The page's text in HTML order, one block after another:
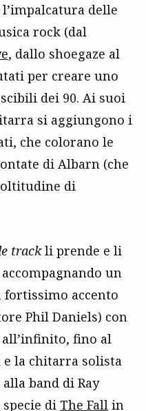
delle
rock (dal
, dallo shoegaze al
per creare uno
dei 90. Ai suoi
si aggiungono i
che colorano le
di Albarn (che
di
trackli prende e li
un
accento
Phil Daniels) con
fino al
la chitarra solista
band di Ray
di The Fall in